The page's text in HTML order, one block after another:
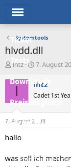
Ticker
Tests
Downloads
Preisvergleich
Forum
Aktuelles
Empfohlene
Systemtools
hlvdd.dll
E
s
e
l
e
r
ihtz
E
s
e
t
7. August
I ihtz
Cadet 1st
7. August 2008
hallo
was soll ich